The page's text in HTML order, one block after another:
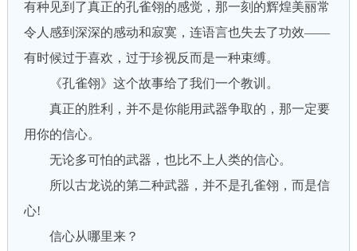
有种见到了真正的孔雀翎的感觉，那一刻的辉煌美丽常
令人感到深深的感动和寂寞，连语言也失去了功效——
有时候过于喜欢，过于珍视反而是一种束缚。
《孔雀翎》这个故事给了我们一个教训。
真正的胜利，并不是你能用武器争取的，那一定要
用你的信心。
无论多可怕的武器，也比不上人类的信心。
所以古龙说的第二种武器，并不是孔雀翎，而是信
心!
信心从哪里来？